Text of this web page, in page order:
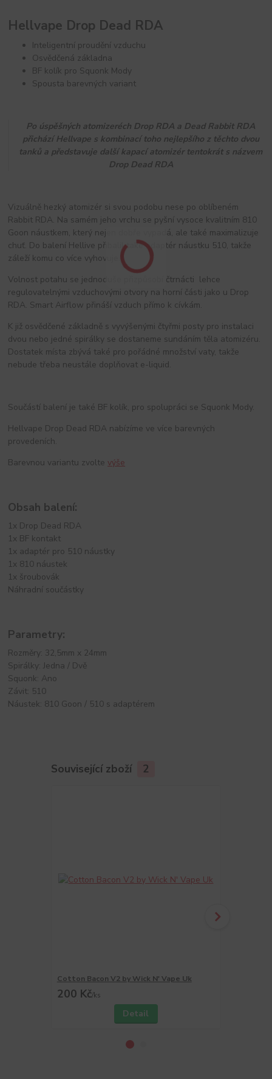
Hellvape Drop Dead RDA
Inteligentní proudění vzduchu
Osvědčená základna
BF kolík pro Squonk Mody
Spousta barevných variant
Po úspěšných atomizeréch Drop RDA a Dead Rabbit RDA
přichází Hellvape s kombinací toho nejlepšího z těchto dvou
tanků a představuje další kapací atomizér tentokrát s názvem
Drop Dead RDA
Vizuálně hezký atomizér si svou podobu nese po oblíbeném
Rabbit RDA. Na samém jeho vrchu se pyšní vysoce kvalitním 810
Goon náustkem, který nejen dobře vypadá, ale také maximalizuje
chuť. Do balení Hellive přibalil také adaptér náustku 510, takže
záleží komu co více vyhovuje.
Volnost potahu se jednoduše přizpůsobí čtrnácti lehce
regulovatelnými vzduchovými otvory na horní části jako u Drop
RDA. Smart Airflow přináší vzduch přímo k cívkám.
K již osvědčené základně s vyvýšenými čtyřmi posty pro instalaci
dvou nebo jedné spirálky se dostaneme sundáním těla atomizéru.
Dostatek místa zbývá také pro pořádné množství vaty, takže
nebude třeba neustále doplňovat e-liquid.
Součástí balení je také BF kolík, pro spolupráci se Squonk Mody.
Hellvape Drop Dead RDA nabízíme ve více barevných
provedeních.
Barevnou variantu zvoltevýše
Obsah balení:
1x Drop Dead RDA
1x BF kontakt
1x adaptér pro 510 náustky
1x 810 náustek
1x šroubovák
Náhradní součástky
Parametry:
Rozměry: 32,5mm x 24mm
Spirálky: Jedna / Dvě
Squonk: Ano
Závit: 510
Náustek: 810 Goon / 510 s adaptérem
Související zboží 2
Cotton Bacon V2 by Wick N' Vape Uk
200 Kč/ks
Detail